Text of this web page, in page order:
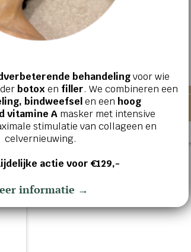
SOIN VISAGE APRÈS-
SOLEIL
behandelingvoor wie
botox en filler. We combineren een
bindweefsel en een hoog
vitamine Amasker met intensive
stimulatie van collageen en
celvernieuwing.
actie voor €129,-
informatie →